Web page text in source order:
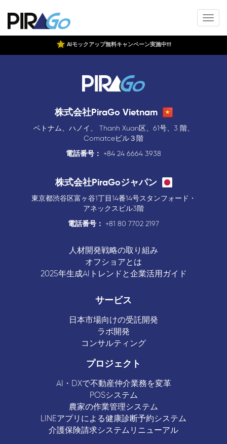
AIモックアップ無料キャンペーン実施中!!!
株式会社PiraGo Vietnam
ベトナム、ハノイ、 Thanh Xuan区、61号、3 階、
Comatceビル３階
電話番号：
+84 24 6664 3938
株式会社PiraGoジャパン
東京都渋谷区富ヶ谷1丁目14番14号スタンフォード・
アネックスビル3階
電話番号：
+81 80 7702 2197
人材開発戦略の取り組み
オフショアとは
2025年生成AIトレンドと企業活用ガイド
サービス
日本市場向けの受託開発
ラボ開発
コンサルティング
プロジェクト
AI・DXで不動産仲介業務を変革
POSシステム
農家の作業管理システム
LINEアプリによる健康診断予約システム
介護保険請求システムリニューアル